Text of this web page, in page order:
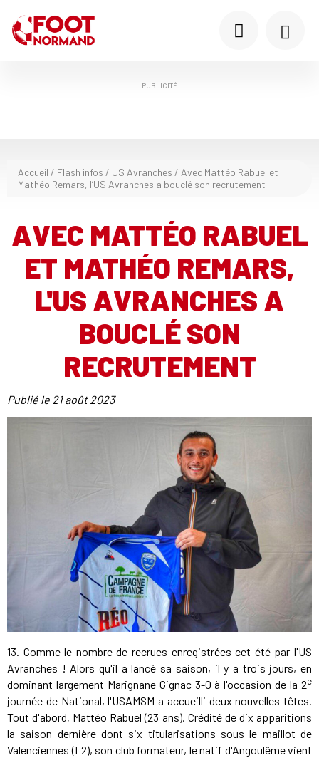
PUBLICITÉ
Accueil / Flash infos / US Avranches / Avec Mattéo Rabuel et
Mathéo Remars, l’US Avranches a bouclé son recrutement
AVEC MATTÉO RABUEL
ET MATHÉO REMARS,
L'US AVRANCHES A
BOUCLÉ SON
RECRUTEMENT
Publié le 21 août 2023
13. Comme le nombre de recrues enregistrées cet été par l'US
Avranches ! Alors qu'il a lancé sa saison, il y a trois jours, en
dominant largement Marignane Gignac 3-0 à l'occasion de la 2e
journée de National, l'USAMSM a accueilli deux nouvelles têtes.
Tout d'abord, Mattéo Rabuel (23 ans). Crédité de dix apparitions
la saison dernière dont six titularisations sous le maillot de
Valenciennes (L2), son club formateur, le natif d'Angoulême vient